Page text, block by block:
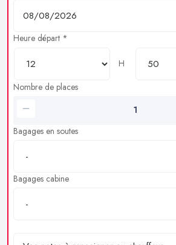
Heure départ *
H
Nombre de places
Bagages en soutes
Bagages cabine